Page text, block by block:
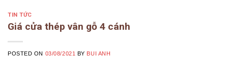
TIN TỨC
Giá cửa thép vân gỗ 4 cánh
POSTED ON 03/08/2021 BY BUI ANH